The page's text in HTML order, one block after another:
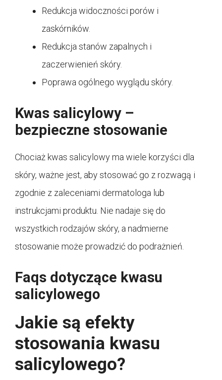
Redukcja widoczności porów i
zaskórników.
Redukcja stanów zapalnych i
zaczerwienień skóry.
Poprawa ogólnego wyglądu skóry.
Kwas salicylowy –
bezpieczne stosowanie
Chociaż kwas salicylowy ma wiele korzyści dla
skóry, ważne jest, aby stosować go z rozwagą i
zgodnie z zaleceniami dermatologa lub
instrukcjami produktu. Nie nadaje się do
wszystkich rodzajów skóry, a nadmierne
stosowanie może prowadzić do podrażnień.
Faqs dotyczące kwasu
salicylowego
Jakie są efekty
stosowania kwasu
salicylowego?